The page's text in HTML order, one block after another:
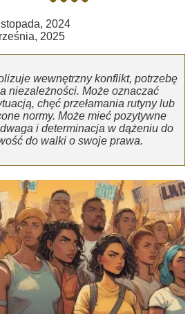
2024
2025
wewnętrzny konflikt, potrzebę
niezależności. Może oznaczać
chęć przełamania rutyny lub
normy. Może mieć pozytywne
i determinacja w dążeniu do
do walki o swoje prawa.